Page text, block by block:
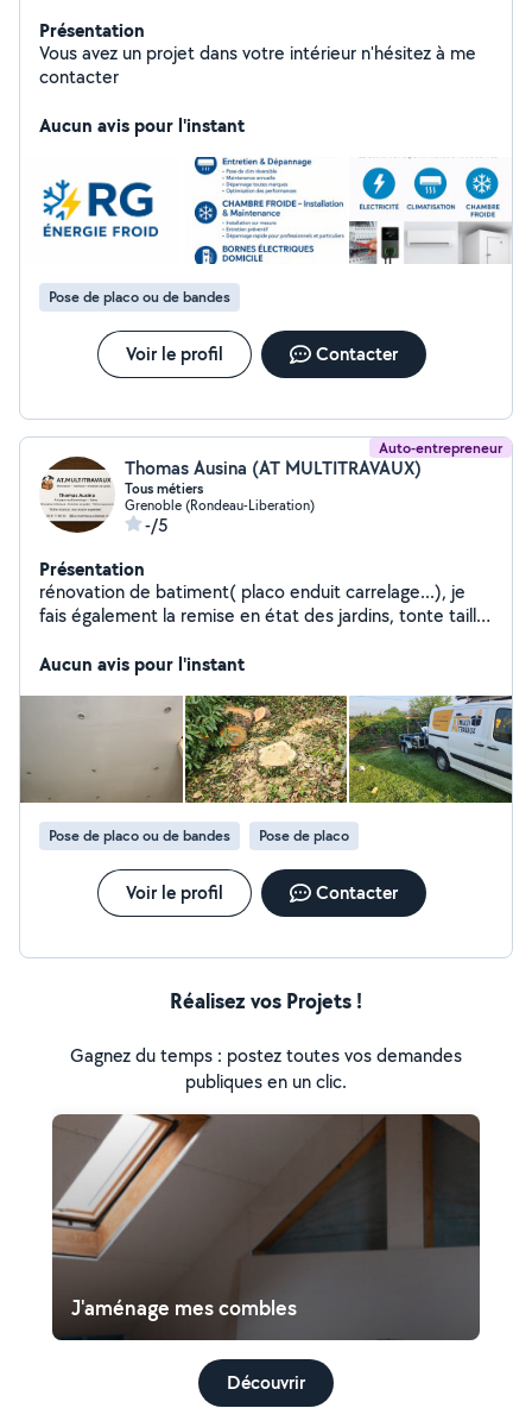
Présentation
Vous avez un projet dans votre intérieur n'hésitez à me
contacter
Aucun avis pour l'instant
Pose de placo ou de bandes
Voir le profil Contacter
Auto-entrepreneur
Thomas Ausina (AT MULTITRAVAUX)
Tous métiers
Grenoble (Rondeau-Liberation)
-/5
Présentation
rénovation de batiment( placo enduit carrelage...), je
fais également la remise en état des jardins, tonte taille
Aucun avis pour l'instant
Pose de placo ou de bandes Pose de placo
Voir le profil Contacter
Réalisez vos Projets !
Gagnez du temps : postez toutes vos demandes
publiques en un clic.
J'aménage mes combles
Découvrir